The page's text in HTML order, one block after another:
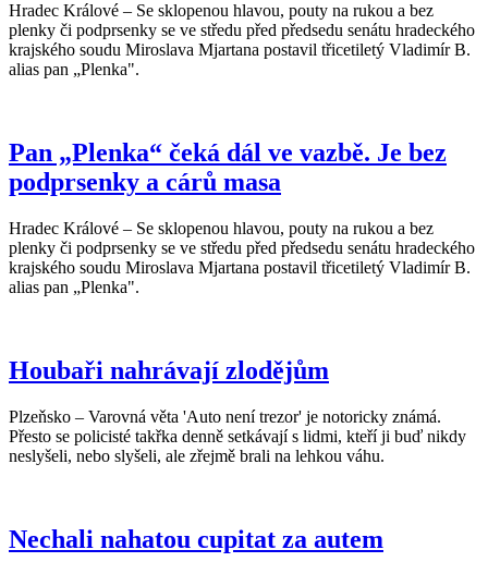
Hradec Králové – Se sklopenou hlavou, pouty na rukou a bez
plenky či podprsenky se ve středu před předsedu senátu hradeckého
krajského soudu Miroslava Mjartana postavil třicetiletý Vladimír B.
alias pan „Plenka".
Pan „Plenka“ čeká dál ve vazbě. Je bez
podprsenky a cárů masa
Hradec Králové – Se sklopenou hlavou, pouty na rukou a bez
plenky či podprsenky se ve středu před předsedu senátu hradeckého
krajského soudu Miroslava Mjartana postavil třicetiletý Vladimír B.
alias pan „Plenka".
Houbaři nahrávají zlodějům
Plzeňsko – Varovná věta 'Auto není trezor' je notoricky známá.
Přesto se policisté takřka denně setkávají s lidmi, kteří ji buď nikdy
neslyšeli, nebo slyšeli, ale zřejmě brali na lehkou váhu.
Nechali nahatou cupitat za autem